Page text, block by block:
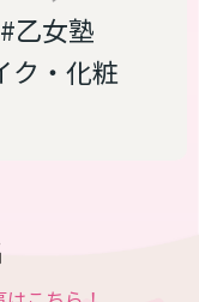
ちしております！ 山岸悠太...
#乙女塾
ク・化粧